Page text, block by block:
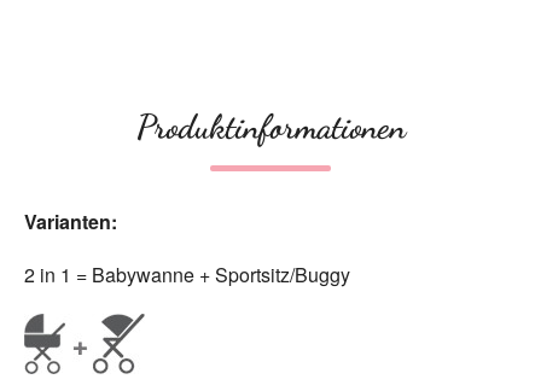
Produktinformationen
Varianten:
2 in 1 = Babywanne + Sportsitz/Buggy